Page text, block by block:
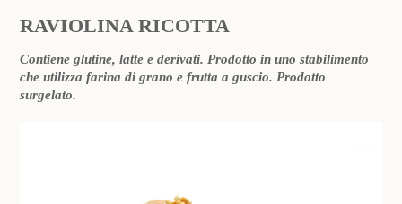
RAVIOLINA RICOTTA
Contiene glutine, latte e derivati. Prodotto in uno stabilimento
che utilizza farina di grano e frutta a guscio. Prodotto
surgelato.